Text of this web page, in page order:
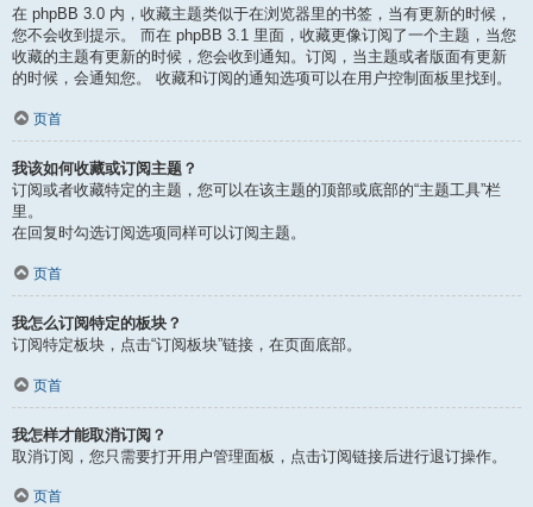
在 phpBB 3.0 内，收藏主题类似于在浏览器里的书签，当有更新的时候，
您不会收到提示。 而在 phpBB 3.1 里面，收藏更像订阅了一个主题，当您
收藏的主题有更新的时候，您会收到通知。订阅，当主题或者版面有更新
的时候，会通知您。 收藏和订阅的通知选项可以在用户控制面板里找到。
页首
我该如何收藏或订阅主题？
订阅或者收藏特定的主题，您可以在该主题的顶部或底部的“主题工具”栏
里。
在回复时勾选订阅选项同样可以订阅主题。
页首
我怎么订阅特定的板块？
订阅特定板块，点击“订阅板块”链接，在页面底部。
页首
我怎样才能取消订阅？
取消订阅，您只需要打开用户管理面板，点击订阅链接后进行退订操作。
页首